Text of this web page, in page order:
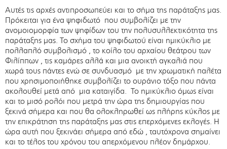
Αυτές τις αρχές αντιπροσωπεύει και το σήμα της παράταξης μας.
Πρόκειται για ένα ψηφιδωτό που συμβολίζει με την
ανομοιομορφία των ψηφίδων του την πολυσυλλεκτικότητα της
παράταξης μας. Το σχήμα του ψηφιδωτού είναι ημικύκλιο με
πολλαπλό συμβολισμό , το κοίλο του αρχαίου θεάτρου των
Φιλίππων , τις καμάρες αλλά και μια ανοικτή αγκαλιά που
χωρά τους πάντες ενώ σε συνδυασμό με την χρωματική παλέτα
που χρησιμοποιήθηκε συμβολίζει το ουράνιο τόξο που πάντα
ακολουθεί μετά από μια καταιγίδα. Το ημικύκλιο όμως είναι
και το μισό ρολόι που μετρά την ώρα της δημιουργίας που
ξεκινά σήμερα και που θα ολοκληρωθεί ως πλήρης κύκλος με
την επικράτηση της παράταξης μας στις επερχόμενες εκλογές. Η
ώρα αυτή που ξεκινάει σήμερα από εδώ , ταυτόχρονα σημαίνει
και το τέλος του χρόνου του απερχόμενου πλέον δημάρχου.